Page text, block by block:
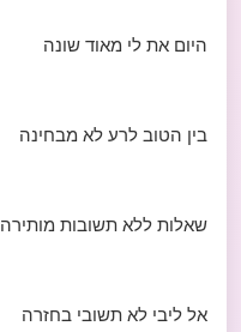
היום את לי מאוד שונה
בין הטוב לרע לא מבחינה
שאלות ללא תשובות מותירה
אל ליבי לא תשובי בחזרה